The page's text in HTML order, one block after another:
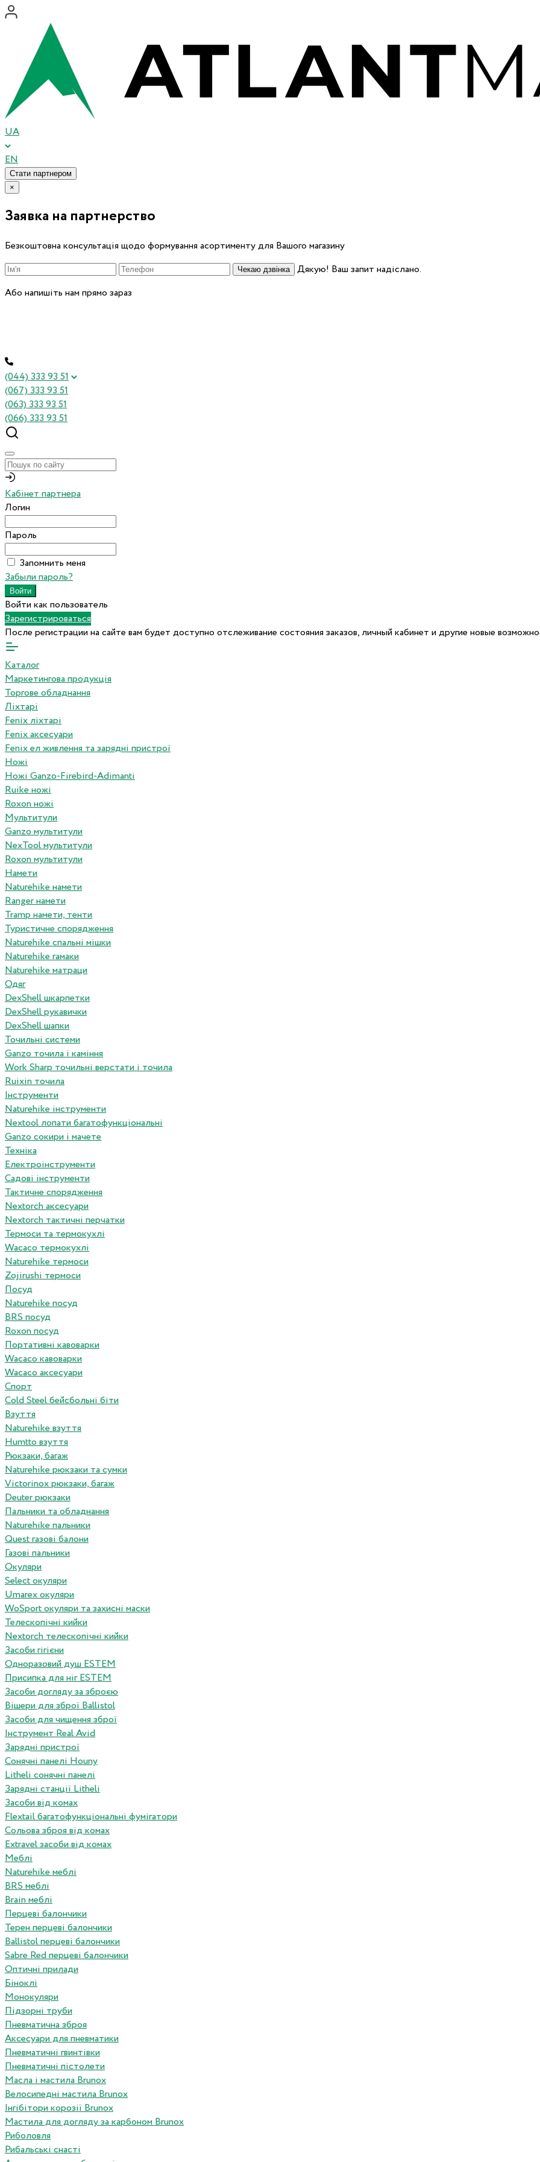
UA
EN
Стати партнером
×
Заявка на партнерство
Безкоштовна консультація щодо формування асортименту для Вашого магазину
Чекаю дзвінка
Дякую! Ваш запит надіслано.
Або напишіть нам прямо зараз
(044) 333 93 51
(067) 333 93 51
(063) 333 93 51
(066) 333 93 51
Кабінет партнера
Логин
Пароль
Запомнить меня
Забыли пароль?
Войти как пользователь
Зарегистрироваться
После регистрации на сайте вам будет доступно отслеживание состояния заказов, личный кабинет и другие новые
Каталог
Маркетингова продукція
Торгове обладнання
Ліхтарі
Fenix ліхтарі
Fenix аксесуари
Fenix ел живлення та зарядні пристрої
Ножі
Ножі Ganzo-Firebird-Adimanti
Ruike ножі
Roxon ножi
Мультитули
Ganzo мультитули
NexTool мультитули
Roxon мультитули
Намети
Naturehike намети
Ranger намети
Tramp намети, тенти
Туристичне спорядження
Naturehike спальні мішки
Naturehike гамаки
Naturehike матраци
Одяг
DexShell шкарпетки
DexShell рукавички
DexShell шапки
Точильні системи
Ganzo точила і каміння
Work Sharp точильні верстати і точила
Ruixin точила
Інструменти
Naturehike інструменти
Nextool лопати багатофункціональні
Ganzo сокири і мачете
Техніка
Електроінструменти
Садові інструменти
Тактичне спорядження
Nextorch аксесуари
Nextorch тактичні перчатки
Термоси та термокухлі
Wacaco термокухлі
Naturehike термоси
Zojirushi термоси
Посуд
Naturehike посуд
BRS посуд
Roxon посуд
Портативні кавоварки
Wacaco кавоварки
Wacaco аксесуари
Спорт
Cold Steel бейсбольні біти
Взуття
Naturehike взуття
Humtto взуття
Рюкзаки, багаж
Naturehike рюкзаки та сумки
Victorinox рюкзаки, багаж
Deuter рюкзаки
Пальники та обладнання
Naturehike пальники
Quest газові балони
Газові пальники
Окуляри
Select окуляри
Umarex окуляри
WoSport окуляри та захисні маски
Телескопічні кийки
Nextorch телескопічні кийки
Засоби гігієни
Одноразовий душ ESTEM
Присипка для ніг ESTEM
Засоби догляду за зброєю
Вішери для зброї Ballistol
Засоби для чищення зброї
Інструмент Real Avid
Зарядні пристрої
Сонячні панелі Houny
Litheli сонячні панелі
Зарядні станції Litheli
Засоби від комах
Flextail багатофункціональні фумігатори
Сольова зброя від комах
Extravel засоби від комах
Меблі
Naturehike меблі
BRS меблі
Brain меблі
Перцеві балончики
Терен перцеві балончики
Ballistol перцеві балончики
Sabre Red перцеві балончики
Оптичні прилади
Біноклі
Монокуляри
Підзорні труби
Пневматична зброя
Аксесуари для пневматики
Пневматичні гвинтівки
Пневматичні пістолети
Масла і мастила Brunox
Велосипедні мастила Brunox
Інгібітори корозії Brunox
Мастила для догляду за карбоном Brunox
Риболовля
Рибальські снасті